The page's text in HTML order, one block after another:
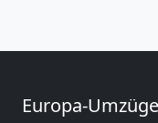
Europa-Umzüge